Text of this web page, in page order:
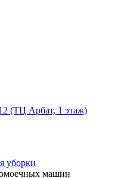
(ТЦ Арбат, 1 этаж)
уборки
машин